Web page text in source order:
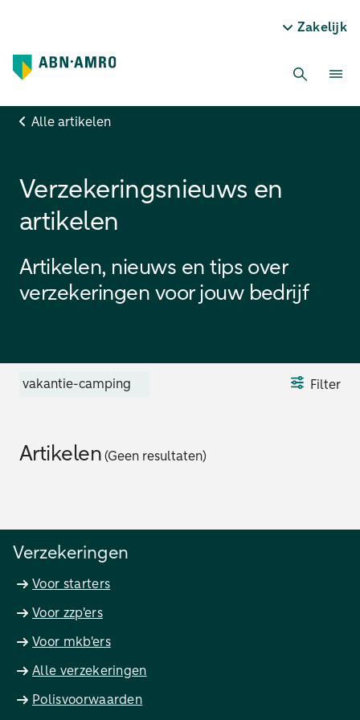
Zakelijk
Alle artikelen
Verzekeringsnieuws en
artikelen
Artikelen, nieuws en tips over
verzekeringen voor jouw bedrijf
vakantie-camping Filter
Artikelen (Geen resultaten)
Verzekeringen
Voor starters
Voor zzp'ers
Voor mkb'ers
Alle verzekeringen
Polisvoorwaarden